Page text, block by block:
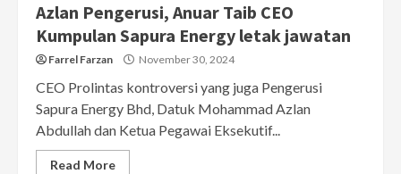
Azlan Pengerusi, Anuar Taib CEO
Kumpulan Sapura Energy letak jawatan
Farrel Farzan November 30, 2024
CEO Prolintas kontroversi yang juga Pengerusi
Sapura Energy Bhd, Datuk Mohammad Azlan
Abdullah dan Ketua Pegawai Eksekutif...
Read More